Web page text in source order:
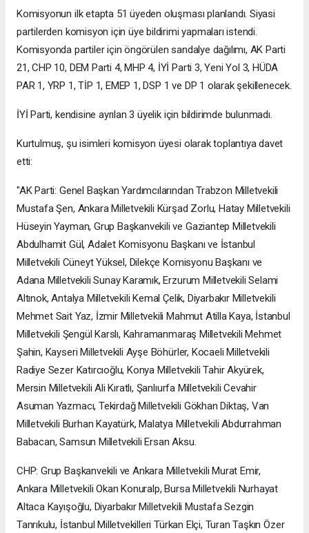
Komisyonun ilk etapta 51 üyeden oluşması planlandı. Siyasi
partilerden komisyon için üye bildirimi yapmaları istendi.
Komisyonda partiler için öngörülen sandalye dağılımı, AK Parti
21, CHP 10, DEM Parti 4, MHP 4, İYİ Parti 3, Yeni Yol 3, HÜDA
PAR 1, YRP 1, TİP 1, EMEP 1, DSP 1 ve DP 1 olarak şekillenecek.
İYİ Parti, kendisine ayrılan 3 üyelik için bildirimde bulunmadı.
Kurtulmuş, şu isimleri komisyon üyesi olarak toplantıya davet
etti:
"AK Parti: Genel Başkan Yardımcılarından Trabzon Milletvekili
Mustafa Şen, Ankara Milletvekili Kürşad Zorlu, Hatay Milletvekili
Hüseyin Yayman, Grup Başkanvekili ve Gaziantep Milletvekili
Abdulhamit Gül, Adalet Komisyonu Başkanı ve İstanbul
Milletvekili Cüneyt Yüksel, Dilekçe Komisyonu Başkanı ve
Adana Milletvekili Sunay Karamık, Erzurum Milletvekili Selami
Altınok, Antalya Milletvekili Kemal Çelik, Diyarbakır Milletvekili
Mehmet Sait Yaz, İzmir Milletvekili Mahmut Atilla Kaya, İstanbul
Milletvekili Şengül Karslı, Kahramanmaraş Milletvekili Mehmet
Şahin, Kayseri Milletvekili Ayşe Böhürler, Kocaeli Milletvekili
Radiye Sezer Katırcıoğlu, Konya Milletvekili Tahir Akyürek,
Mersin Milletvekili Ali Kıratlı, Şanlıurfa Milletvekili Cevahir
Asuman Yazmacı, Tekirdağ Milletvekili Gökhan Diktaş, Van
Milletvekili Burhan Kayatürk, Malatya Milletvekili Abdurrahman
Babacan, Samsun Milletvekili Ersan Aksu.
CHP: Grup Başkanvekili ve Ankara Milletvekili Murat Emir,
Ankara Milletvekili Okan Konuralp, Bursa Milletvekili Nurhayat
Altaca Kayışoğlu, Diyarbakır Milletvekili Mustafa Sezgin
Tanrıkulu, İstanbul Milletvekilleri Türkan Elçi, Turan Taşkın Özer